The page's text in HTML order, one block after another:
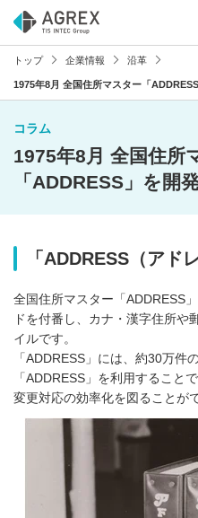
トップ 企業情報 沿革
1975年8月 全国住所マスター「
コラム
1975年8月 全国住所
「ADDRESS」を開
「ADDRESS（アド
全国住所マスター「ADDRESS
ドを付番し、カナ・漢字住所や
イルです。
「ADDRESS」には、約30万件
「ADDRESS」を利用すること
変更対応の効率化を図ることが